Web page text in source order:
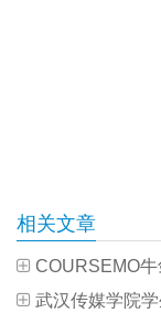
相关文章
武汉传媒学院